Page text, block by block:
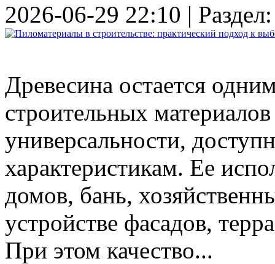
2026-06-29 22:10 |
Древесина остается
строительных
универсальности,
характеристикам. Ее
домов, бань,
устройстве фасадов,
При этом качество...